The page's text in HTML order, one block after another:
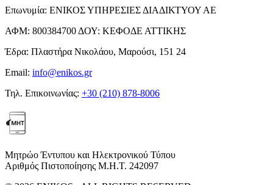
Επωνυμία: ΕΝΙΚΟΣ ΥΠΗΡΕΣΙΕΣ ΔΙΑΔΙΚΤΥΟΥ ΑΕ
ΑΦΜ: 800384700 ΔΟΥ: ΚΕΦΟΔΕ ΑΤΤΙΚΗΣ
Έδρα: Πλαστήρα Νικολάου, Μαρούσι, 151 24
Email: info@enikos.gr
Τηλ. Επικοινωνίας: +30 (210) 878-8006
Μητρώο Έντυπου και Ηλεκτρονικού Τύπου
Αριθμός Πιστοποίησης Μ.Η.Τ. 242097